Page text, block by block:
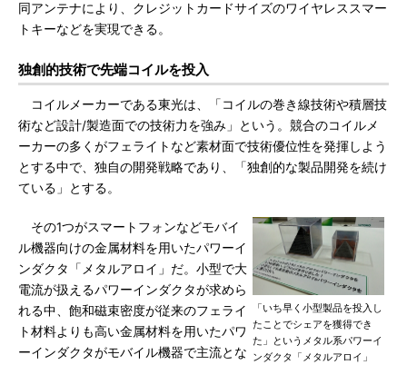
同アンテナにより、クレジットカードサイズのワイヤレススマー
トキーなどを実現できる。
独創的技術で先端コイルを投入
コイルメーカーである東光は、「コイルの巻き線技術や積層技
術など設計/製造面での技術力を強み」という。競合のコイルメ
ーカーの多くがフェライトなど素材面で技術優位性を発揮しよう
とする中で、独自の開発戦略であり、「独創的な製品開発を続け
ている」とする。
「いち早く小型製品を投入し
たことでシェアを獲得でき
た」というメタル系パワーイ
ンダクタ「メタルアロイ」
その1つがスマートフォンなどモバイ
ル機器向けの金属材料を用いたパワーイ
ンダクタ「メタルアロイ」だ。小型で大
電流が扱えるパワーインダクタが求めら
れる中、飽和磁束密度が従来のフェライ
ト材料よりも高い金属材料を用いたパワ
ーインダクタがモバイル機器で主流とな